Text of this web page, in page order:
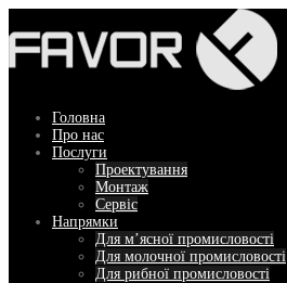
до
вмісту
Головна
Про нас
Послуги
Проектування
Монтаж
Сервіс
Напрямки
Для м’ясної промисловості
Для молочної промисловості
Для рибної промисловості